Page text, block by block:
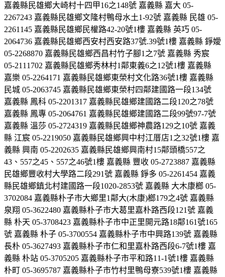
嘉義縣民雄鄉大崎村十四甲16之148號 嘉義縣 嘉大 05-
2267243 嘉義縣民雄鄉文隆村鴨母水土1-92號 嘉義縣 民雄 05-
2261145 嘉義縣民雄鄉民權路42-20號1樓 嘉義縣 英巧 05-
2064736 嘉義縣民雄鄉西安村西安路37號.39號1樓 嘉義縣 錚嬡
05-2268870 嘉義縣民雄鄉西昌村竹子腳1之7號 嘉義縣 秀宸
05-2111702 嘉義縣民雄鄉秀林村1鄰東義6之12號1樓 嘉義縣
嘉樂 05-2264171 嘉義縣民雄鄉東榮村文化路36號1樓 嘉義縣
民城 05-2063745 嘉義縣民雄鄉東榮村四鄰建國路一段134號
嘉義縣 鳳科 05-2201317 嘉義縣民雄鄉建國路二段120之78號
嘉義縣 鳳專 05-2064761 嘉義縣民雄鄉建國路二段99號97-7號
嘉義縣 溫莎 05-2724319 嘉義縣民雄鄉神農路129之10號 嘉義
縣 江宸 05-2219050 嘉義縣民雄鄉興中村江厝店1之32號1樓 嘉
義縣 興南 05-2202635 嘉義縣民雄鄉興南村15鄰頭橋557之
43、557之45、557之46號1樓 嘉義縣 豐收 05-2723887 嘉義縣
民雄鄉豐收村大學路二段291號 嘉義縣 錚多 05-2261454 嘉義
縣民雄鄉鎮北村建國路一段1020-2853號 嘉義縣 大木康榔 05-
3702084 嘉義縣朴子市大鄉里1鄰大(木康)榔179之4號 嘉義縣
泉翔 05-3622480 嘉義縣朴子市大葛里嘉朴路西段121號 嘉義
縣 朴天 05-3708423 嘉義縣朴子市中正里開元路18鄰161號165
號 嘉義縣 朴子 05-3700554 嘉義縣朴子市中興路139號 嘉義縣
長朴 05-3627493 嘉義縣朴子市仁和里嘉朴路西段6-7號1樓 嘉
義縣 朴站 05-3705205 嘉義縣朴子市平和路11-1號1樓 嘉義縣
朴町 05-3695787 嘉義縣朴子市竹村里鴨母寮539號1樓 嘉義縣